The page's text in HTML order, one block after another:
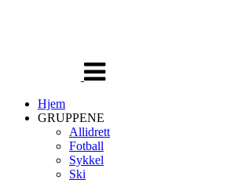
navigasjon
Hjem
GRUPPENE
Allidrett
Fotball
Sykkel
Ski